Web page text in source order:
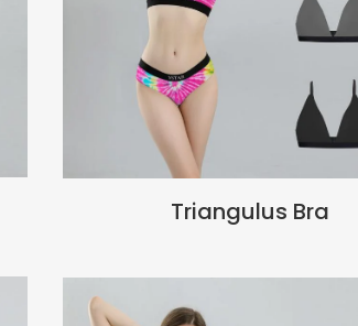
Triangulus Bra